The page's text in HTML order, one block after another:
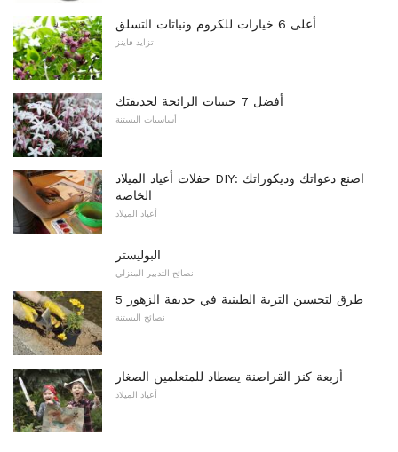
أعلى 6 خيارات للكروم ونباتات التسلق
تزايد فاينز
أفضل 7 حبيبات الرائحة لحديقتك
أساسيات البستنة
حفلات أعياد الميلاد DIY: اصنع دعواتك وديكوراتك
الخاصة
أعياد الميلاد
البوليستر
نصائح التدبير المنزلي
5 طرق لتحسين التربة الطينية في حديقة الزهور
نصائح البستنة
أربعة كنز القراصنة يصطاد للمتعلمين الصغار
أعياد الميلاد